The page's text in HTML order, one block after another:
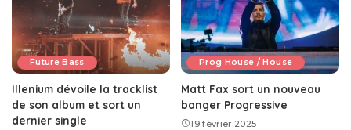
Future Bass
Illenium dévoile la tracklist
de son album et sort un
dernier single
Prog House / House
Matt Fax sort un nouveau
banger Progressive
19 février 2025